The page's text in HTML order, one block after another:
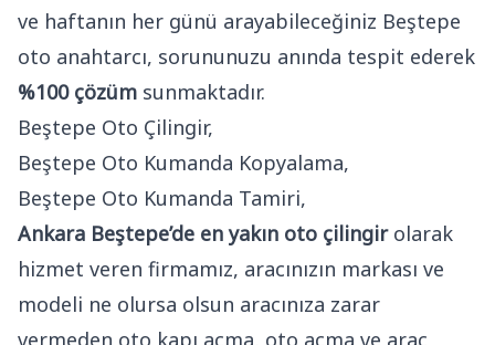
ve haftanın her günü arayabileceğiniz Beştepe
oto anahtarcı, sorununuzu anında tespit ederek
%100 çözüm sunmaktadır.
Beştepe Oto Çilingir,
Beştepe Oto Kumanda Kopyalama,
Beştepe Oto Kumanda Tamiri,
Ankara Beştepe’de en yakın oto çilingirolarak
hizmet veren firmamız, aracınızın markası ve
modeli ne olursa olsun aracınıza zarar
vermeden oto kapı açma, oto açma ve araç